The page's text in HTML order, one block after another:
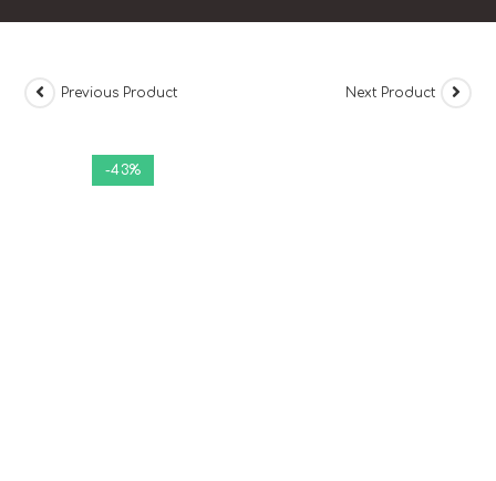
-43%
Previous Product Next Product